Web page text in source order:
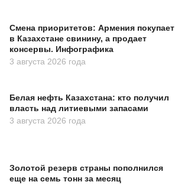
Смена приоритетов: Армения покупает
в Казахстане свинину, а продает
консервы. Инфографика
3 августа 2026 года
Белая нефть Казахстана: кто получил
власть над литиевыми запасами
3 августа 2026 года
Золотой резерв страны пополнился
еще на семь тонн за месяц